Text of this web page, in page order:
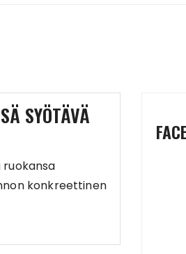
SYÖTÄVÄ
konkreettinen
ruokailua